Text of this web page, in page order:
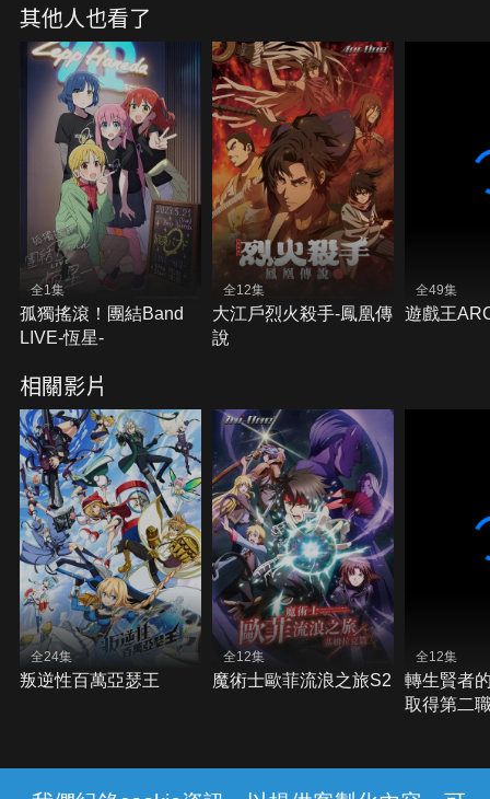
其他人也看了
全1集
孤獨搖滾！團結Band
LIVE-恆星-
全12集
大江戶烈火殺手-鳳凰傳
說
全49集
遊戲王
相關影片
全24集
叛逆性百萬亞瑟王
全12集
魔術士歐菲流浪之旅S2
全12集
轉生賢者
取得第二